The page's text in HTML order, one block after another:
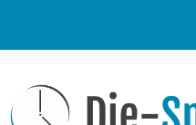
Kontakt / Tipp geben